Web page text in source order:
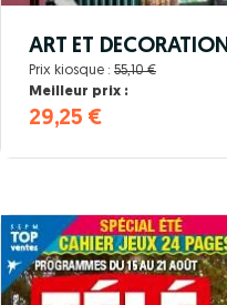
ART ET DECORATION
Prix kiosque : 55,10 €
Meilleur prix :
29,25 €